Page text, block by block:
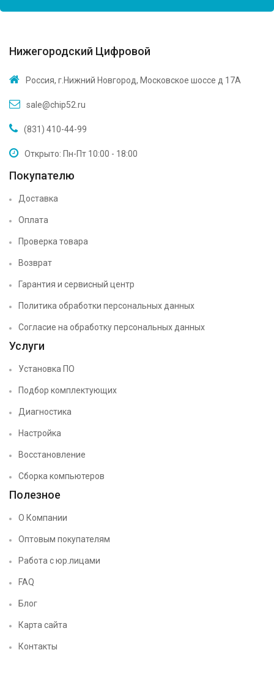
Нижегородский Цифровой
Россия, г.Нижний Новгород, Московское шоссе д 17А
sale@chip52.ru
(831) 410-44-99
Открыто: Пн-Пт 10:00 - 18:00
Покупателю
Доставка
Оплата
Проверка товара
Возврат
Гарантия и сервисный центр
Политика обработки персональных данных
Согласие на обработку персональных данных
Услуги
Установка ПО
Подбор комплектующих
Диагностика
Настройка
Восстановление
Сборка компьютеров
Полезное
О Компании
Оптовым покупателям
Работа с юр.лицами
FAQ
Блог
Карта сайта
Контакты